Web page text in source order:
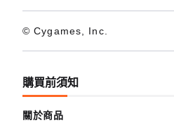
© Cygames, Inc.
購買前須知
關於商品